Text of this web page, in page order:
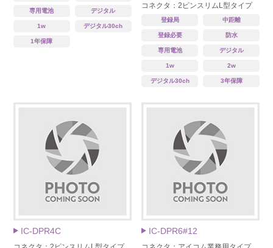
専用電池 デジタル
1w デジタル30ch
1年保障
コネクタ：2ピンスリムL型タイプ
登録局 中距離
登録必要 防水
専用電池 デジタル
1w 2w
デジタル30ch 3年保障
IC-DPR4C IC-DPR6#12